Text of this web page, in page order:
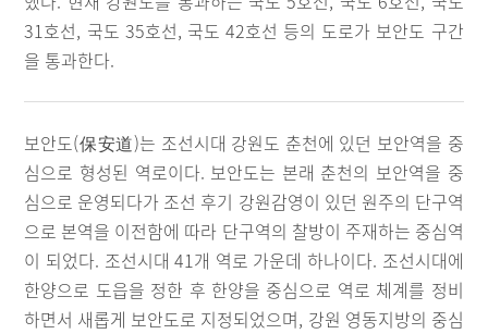
31호선, 국도 35호선, 국도 42호선 등의 도로가 보안도 구간
을 통과한다.
보안도(保安道)는 조선시대 강원도 춘천에 있던 보안역을 중
심으로 형성된 역로이다. 보안도는 본래 춘천의 보안역을 중
심으로 운영되다가 조선 후기 강원감영이 있던 원주의 단구역
으로 본역을 이전함에 따라 단구역의 찰방이 주재하는 중심역
이 되었다. 조선시대 41개 역로 가운데 하나이다. 조선시대에
한양으로 도읍을 정한 후 한양을 중심으로 역로 체계를 정비
하면서 새롭게 보안도로 지정되었으며, 강원 영동지방의 중심